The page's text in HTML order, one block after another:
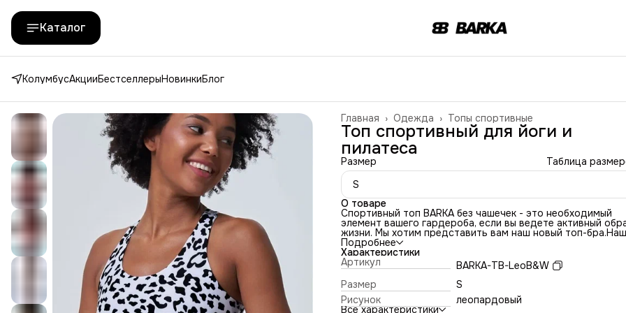
Каталог
КолумбусАкцииБестселлерыНовинкиБлог
Топы спортивные
Одежда ›
Главная ›
Топ спортивный для йоги и
пилатеса
Размер
Таблица
S
О товаре
Спортивный топ BARKA без чашечек - это необходимый
элемент вашего гардероба, если вы ведете активный
жизни. Мы хотим представить вам наш новый топ-бра.Наш
спортивный женский выполнен из двойного бифлекса,
который обеспечивает максимальную поддержку и
для вашей груди. Это означает, что вы можете забыть о
неудобстве, которое обычно возникает во время
тренировок.Но это еще не все! Наш топ-бра также
ярким и современным дизайном. Леопардовый принт будет
отлично сочетаться с любыми спортивными штанами или
Подробнее
Характеристики
Артикул
BARKA-TB-LeoB&W
Размер
S
Рисунок
леопардовый
Все характеристики